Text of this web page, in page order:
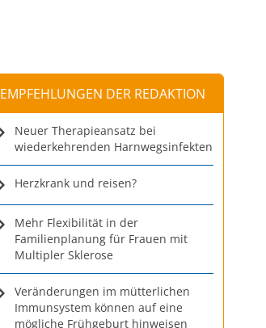
EMPFEHLUNGEN DER REDAKTION
Neuer Therapieansatz bei
wiederkehrenden Harnwegsinfekten
Herzkrank und reisen?
Mehr Flexibilität in der
Familienplanung für Frauen mit
Multipler Sklerose
Veränderungen im mütterlichen
Immunsystem können auf eine
mögliche Frühgeburt hinweisen